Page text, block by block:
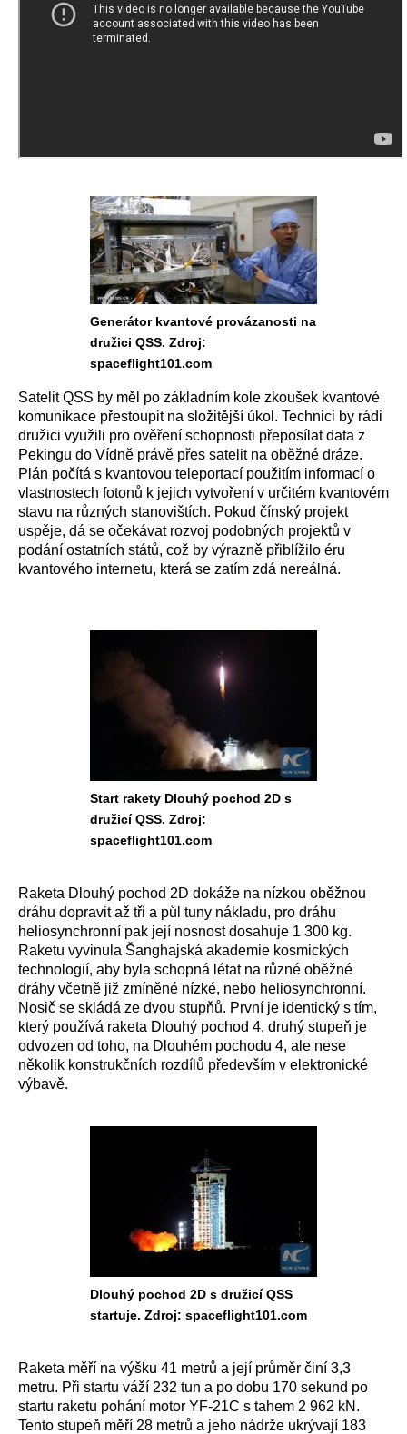
Generátor kvantové provázanosti na
družici QSS. Zdroj:
spaceflight101.com
Satelit QSS by měl po základním kole zkoušek kvantové
komunikace přestoupit na složitější úkol. Technici by rádi
družici využili pro ověření schopnosti přeposílat data z
Pekingu do Vídně právě přes satelit na oběžné dráze.
Plán počítá s kvantovou teleportací použitím informací o
vlastnostech fotonů k jejich vytvoření v určitém kvantovém
stavu na různých stanovištích. Pokud čínský projekt
uspěje, dá se očekávat rozvoj podobných projektů v
podání ostatních států, což by výrazně přiblížilo éru
kvantového internetu, která se zatím zdá nereálná.
Start rakety Dlouhý pochod 2D s
družicí QSS. Zdroj:
spaceflight101.com
Raketa Dlouhý pochod 2D dokáže na nízkou oběžnou
dráhu dopravit až tři a půl tuny nákladu, pro dráhu
heliosynchronní pak její nosnost dosahuje 1 300 kg.
Raketu vyvinula Šanghajská akademie kosmických
technologií, aby byla schopná létat na různé oběžné
dráhy včetně již zmíněné nízké, nebo heliosynchronní.
Nosič se skládá ze dvou stupňů. První je identický s tím,
který používá raketa Dlouhý pochod 4, druhý stupeň je
odvozen od toho, na Dlouhém pochodu 4, ale nese
několik konstrukčních rozdílů především v elektronické
výbavě.
Dlouhý pochod 2D s družicí QSS
startuje. Zdroj: spaceflight101.com
Raketa měří na výšku 41 metrů a její průměr činí 3,3
metru. Při startu váží 232 tun a po dobu 170 sekund po
startu raketu pohání motor YF-21C s tahem 2 962 kN.
Tento stupeň měří 28 metrů a jeho nádrže ukrývají 183